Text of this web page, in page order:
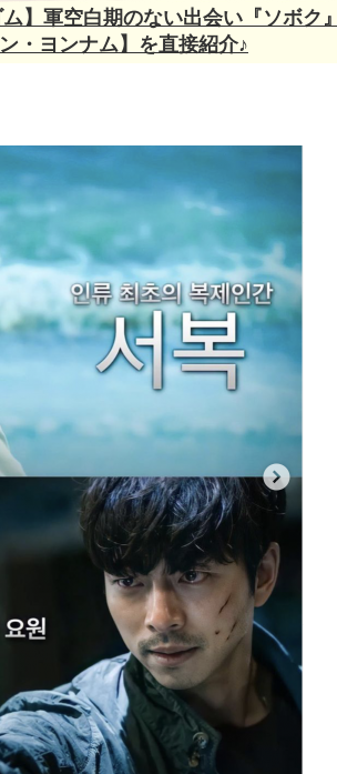
】軍空白期のない出会い『ソボク
・ヨンナム】を直接紹介♪